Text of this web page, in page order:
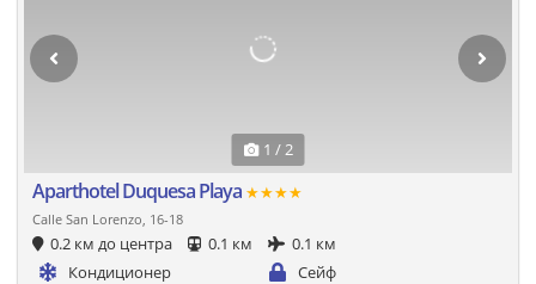
1 / 2
Aparthotel Duquesa Playa ★★★★
Calle San Lorenzo, 16-18
0.2 км до центра 0.1 км
0.1 км
Кондиционер
Сейф